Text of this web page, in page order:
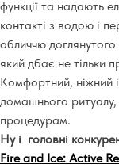
функції та надають
контакті з водою і
обличчю доглянутого
який дбає не тільки
Комфортний, ніжний
домашнього
процедурам.
Ну і головні
Fire and Ice: Active